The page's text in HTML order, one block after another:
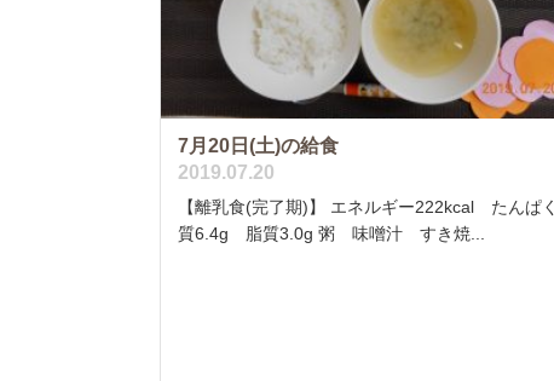
7月20日(土)の給食
2019.07.20
【離乳食(完了期)】 エネルギー222kcal たんぱく
質6.4g 脂質3.0g 粥 味噌汁 すき焼...